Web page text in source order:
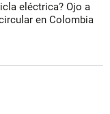
eléctrica? Ojo a
en Colombia